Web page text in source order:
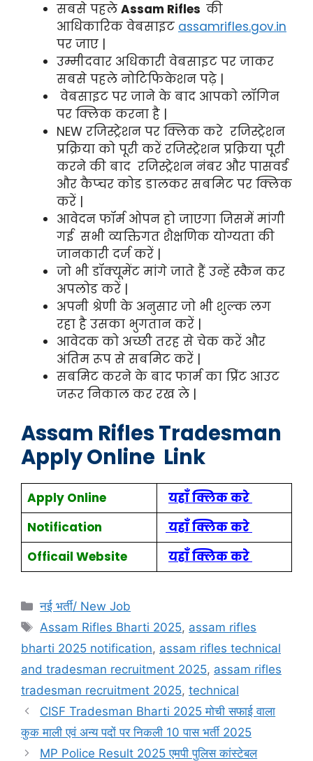
सबसे पहले Assam Rifles की
आधिकारिक वेबसाइट assamrifles.gov.in
पर जाए |
उम्मीदवार अधिकारी वेबसाइट पर जाकर
सबसे पहले नोटिफिकेशन पढ़े |
वेबसाइट पर जाने के बाद आपको लॉगिन
पर क्लिक करना है |
NEW रजिस्ट्रेशन पर क्लिक करे रजिस्ट्रेशन
प्रक्रिया को पूरी करें रजिस्ट्रेशन प्रक्रिया पूरी
करने की बाद रजिस्ट्रेशन नंबर और पासवर्ड
और कैप्चर कोड डालकर सबमिट पर क्लिक
करें |
आवेदन फॉर्म ओपन हो जाएगा जिसमें मांगी
गई सभी व्यक्तिगत शैक्षणिक योग्यता की
जानकारी दर्ज करें |
जो भी डॉक्यूमेंट मांगे जाते हैं उन्हें स्कैन कर
अपलोड करें |
अपनी श्रेणी के अनुसार जो भी शुल्क लग
रहा है उसका भुगतान करें |
आवेदक को अच्छी तरह से चेक करें और
अंतिम रूप से सबमिट करें |
सबमिट करने के बाद फार्म का प्रिंट आउट
जरूर निकाल कर रख ले |
Assam Rifles Tradesman
Apply Online Link
Apply Online
यहाँ क्लिक करे
Notification
यहाँ क्लिक करे
Officail Website
यहाँ क्लिक करे
नई भर्ती/ New Job
Assam Rifles Bharti 2025, assam rifles
bharti 2025 notification, assam rifles technical
and tradesman recruitment 2025, assam rifles
tradesman recruitment 2025, technical
CISF Tradesman Bharti 2025 मोची सफाई वाला
कुक माली एवं अन्य पदों पर निकली 10 पास भर्ती 2025
MP Police Result 2025 एमपी पुलिस कांस्टेबल